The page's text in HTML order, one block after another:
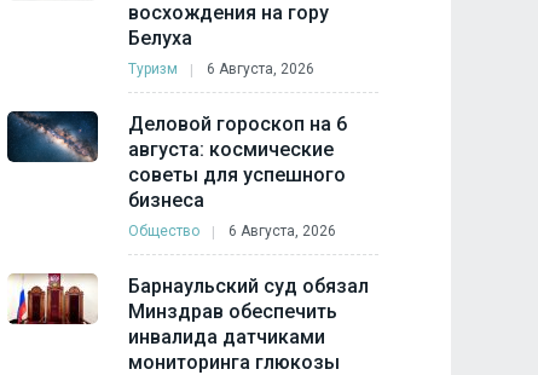
восхождения на гору
Белуха
Туризм 6 Августа, 2026
Деловой гороскоп на 6
августа: космические
советы для успешного
бизнеса
Общество 6 Августа, 2026
Барнаульский суд обязал
Минздрав обеспечить
инвалида датчиками
мониторинга глюкозы